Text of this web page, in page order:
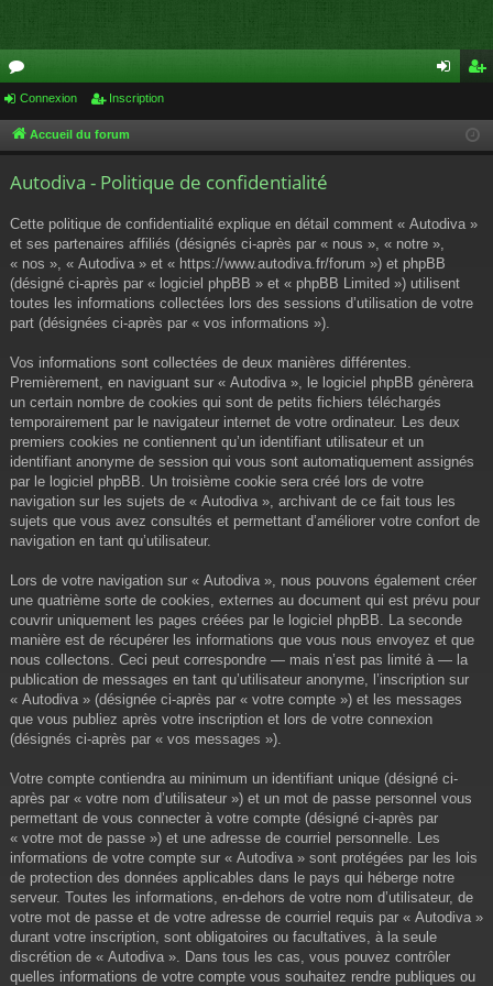
or
u cri
Connexion Inscription
Accueil du forum
Autodiva - Politique de confidentialité
Cette politique de confidentialité explique en détail comment « Autodiva »
et ses partenaires affiliés (désignés ci-après par « nous », « notre »,
« nos », « Autodiva » et « https://www.autodiva.fr/forum ») et phpBB
(désigné ci-après par « logiciel phpBB » et « phpBB Limited ») utilisent
toutes les informations collectées lors des sessions d’utilisation de votre
part (désignées ci-après par « vos informations »).
Vos informations sont collectées de deux manières différentes.
Premièrement, en naviguant sur « Autodiva », le logiciel phpBB génèrera
un certain nombre de cookies qui sont de petits fichiers téléchargés
temporairement par le navigateur internet de votre ordinateur. Les deux
premiers cookies ne contiennent qu’un identifiant utilisateur et un
identifiant anonyme de session qui vous sont automatiquement assignés
par le logiciel phpBB. Un troisième cookie sera créé lors de votre
navigation sur les sujets de « Autodiva », archivant de ce fait tous les
sujets que vous avez consultés et permettant d’améliorer votre confort de
navigation en tant qu’utilisateur.
Lors de votre navigation sur « Autodiva », nous pouvons également créer
une quatrième sorte de cookies, externes au document qui est prévu pour
couvrir uniquement les pages créées par le logiciel phpBB. La seconde
manière est de récupérer les informations que vous nous envoyez et que
nous collectons. Ceci peut correspondre — mais n’est pas limité à — la
publication de messages en tant qu’utilisateur anonyme, l’inscription sur
« Autodiva » (désignée ci-après par « votre compte ») et les messages
que vous publiez après votre inscription et lors de votre connexion
(désignés ci-après par « vos messages »).
Votre compte contiendra au minimum un identifiant unique (désigné ci-
après par « votre nom d’utilisateur ») et un mot de passe personnel vous
permettant de vous connecter à votre compte (désigné ci-après par
« votre mot de passe ») et une adresse de courriel personnelle. Les
informations de votre compte sur « Autodiva » sont protégées par les lois
de protection des données applicables dans le pays qui héberge notre
serveur. Toutes les informations, en-dehors de votre nom d’utilisateur, de
votre mot de passe et de votre adresse de courriel requis par « Autodiva »
durant votre inscription, sont obligatoires ou facultatives, à la seule
discrétion de « Autodiva ». Dans tous les cas, vous pouvez contrôler
quelles informations de votre compte vous souhaitez rendre publiques ou